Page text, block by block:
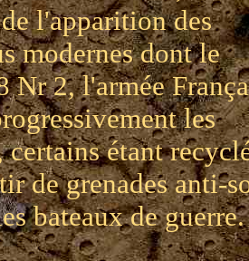
l'apparition des
modernes dont le
Nr 2, l'armée
les
étant
de grenades anti-
bateaux de guerre.